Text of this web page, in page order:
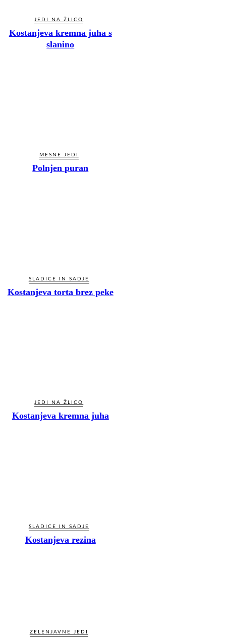
JEDI NA ŽLICO
Kostanjeva kremna juha s
slanino
MESNE JEDI
Polnjen puran
SLADICE IN SADJE
Kostanjeva torta brez peke
JEDI NA ŽLICO
Kostanjeva kremna juha
SLADICE IN SADJE
Kostanjeva rezina
ZELENJAVNE JEDI